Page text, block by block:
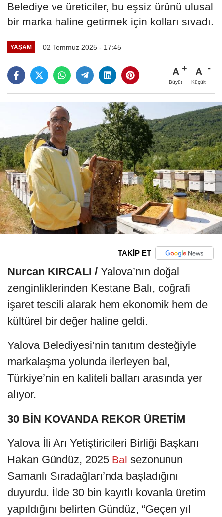
Belediye ve üreticiler, bu eşsiz ürünü ulusal
bir marka haline getirmek için kolları sıvadı.
YAŞAM 02 Temmuz 2025 - 17:45
A
Büyüt
A
Küçült
TAKİP ET
Nurcan KIRCALI / Yalova’nın doğal
zenginliklerinden Kestane Balı, coğrafi
işaret tescili alarak hem ekonomik hem de
kültürel bir değer haline geldi.
Yalova Belediyesi’nin tanıtım desteğiyle
markalaşma yolunda ilerleyen bal,
Türkiye’nin en kaliteli balları arasında yer
alıyor.
30 BİN KOVANDA REKOR ÜRETİM
Yalova İli Arı Yetiştiricileri Birliği Başkanı
Hakan Gündüz, 2025 Bal sezonunun
Samanlı Sıradağları’nda başladığını
duyurdu. İlde 30 bin kayıtlı kovanla üretim
yapıldığını belirten Gündüz, “Geçen yıl